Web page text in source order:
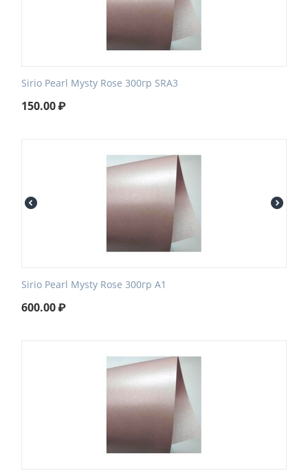
Sirio Pearl Mysty Rose 300гр SRA3
150.00₽
Sirio Pearl Mysty Rose 300гр А1
600.00₽